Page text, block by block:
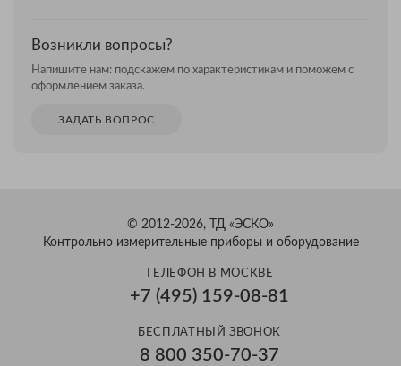
Возникли вопросы?
Напишите нам: подскажем по характеристикам и поможем с
оформлением заказа.
ЗАДАТЬ ВОПРОС
© 2012-2026, ТД «ЭСКО»
Контрольно измерительные приборы и оборудование
ТЕЛЕФОН В МОСКВЕ
+7 (495) 159-08-81
БЕСПЛАТНЫЙ ЗВОНОК
8 800 350-70-37